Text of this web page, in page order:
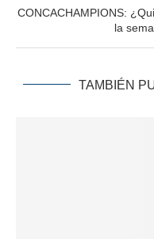
CONCACHAMPIONS:
la
TAMBIÉN